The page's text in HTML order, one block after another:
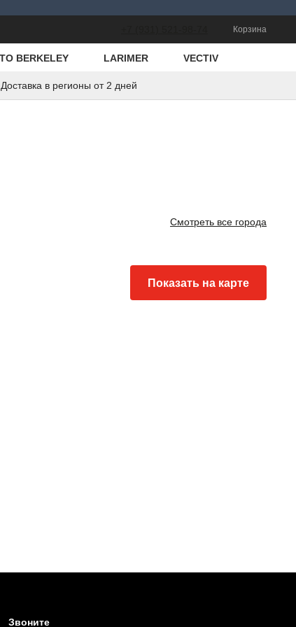
Корзина
BERKELEY LARIMER VECTIV
Доставка в регионы от 2 дней
Смотреть все города
Показать на карте
Звоните